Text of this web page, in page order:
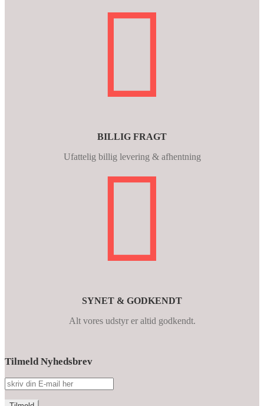
BILLIG FRAGT
Ufattelig billig levering & afhentning
SYNET & GODKENDT
Alt vores udstyr er altid godkendt.
Tilmeld Nyhedsbrev